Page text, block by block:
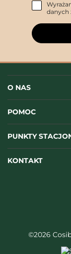
danych
O NAS
POMOC
PUNKTY
KONTAKT
©2026